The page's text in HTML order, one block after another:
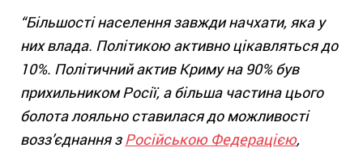
“Більшості населення завжди начхати, яка у
них влада. Політикою активно цікавляться до
10%. Політичний актив Криму на 90% був
прихильником Росії, а більша частина цього
болота лояльно ставилася до можливості
возз’єднання зРосійською Федерацією,